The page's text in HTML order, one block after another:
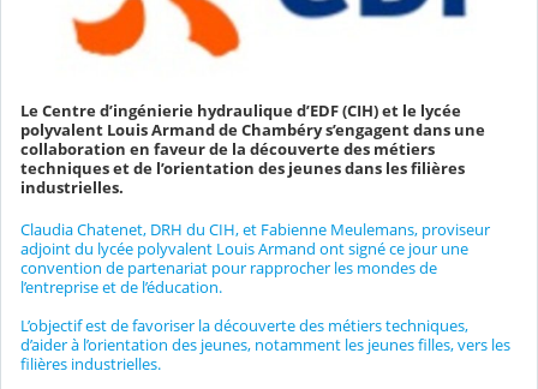
Le Centre d’ingénierie hydraulique d’EDF (CIH) et le lycée
polyvalent Louis Armand de Chambéry s’engagent dans une
collaboration en faveur de la découverte des métiers
techniques et de l’orientation des jeunes dans les filières
industrielles.
Claudia Chatenet, DRH du CIH, et Fabienne Meulemans, proviseur
adjoint du lycée polyvalent Louis Armand ont signé ce jour une
convention de partenariat pour rapprocher les mondes de
l’entreprise et de l’éducation.
L’objectif est de favoriser la découverte des métiers techniques,
d’aider à l’orientation des jeunes, notamment les jeunes filles, vers les
filières industrielles.